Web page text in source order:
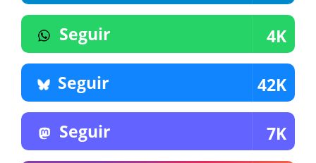
Seguir 4K
Seguir 42K
Seguir 7K